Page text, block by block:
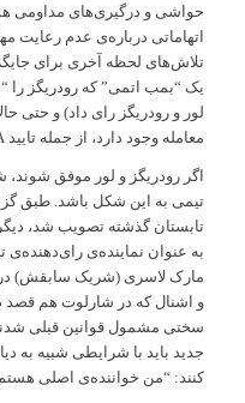
حواشی و درگیری‌های مداومی
اتهاماتی درباره‌ی عدم رعایت
تلاش‌های لحظه آخری برای
یک “بمب اتمی” که رودریگز را
لور و رودریگز رای داد) و حتی
معامله وجود دارد، از جمله تایید NBA و رای هیئت مدیره.
اگر رودریگز و لور موفق
تابستان گذشته تصویب شد،
به عنوان نماینده‌ی رای‌دهنده‌ی
مارک لاسری (شریک سابقش) در
و اشنال که در شارلوت هم قصد
سختی مشمول قوانین قبلی
کنند: “من خواننده‌ی اصلی